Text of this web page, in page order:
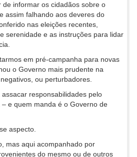
de informar os cidadãos sobre o
assim falhando aos deveres do
nas eleições recentes,
serenidade e as instruções para lidar
em pré-campanha para novas
o Governo mais prudente na
ou perturbadores.
responsabilidades pelo
e quem manda é o Governo de
aspecto.
mas aqui acompanhado por
do mesmo ou de outros